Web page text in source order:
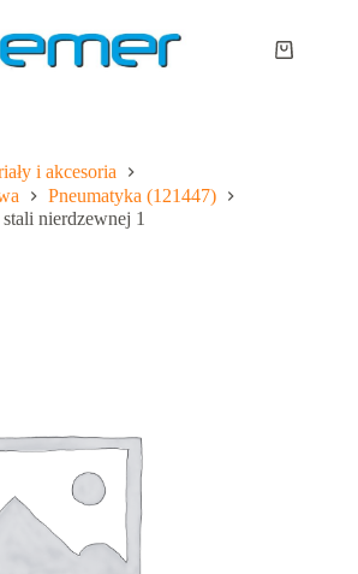
Koszyk
i akcesoria
Pneumatyka (121447)
stali nierdzewnej 1